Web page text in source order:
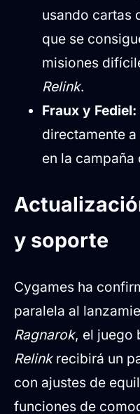
usando cartas
que se
misiones
Relink.
Fraux y Fediel:
directamente
en la campaña
y soporte
Cygames ha
paralela al
Ragnarok, el juego
Relinkrecibirá un
con ajustes de
funciones de